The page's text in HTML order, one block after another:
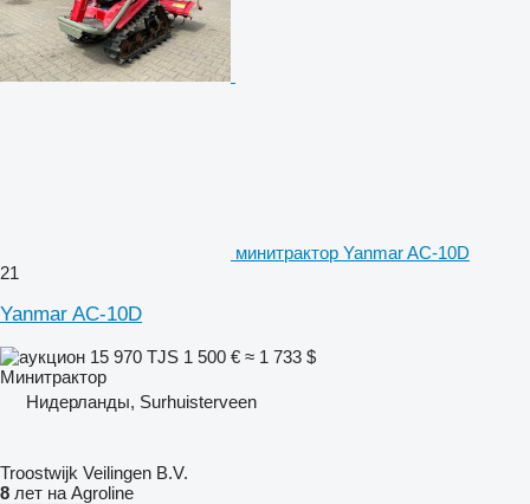
минитрактор Yanmar AC-10D
21
Yanmar AC-10D
15 970 TJS 1 500 € ≈ 1 733 $
Минитрактор
Нидерланды, Surhuisterveen
Troostwijk Veilingen B.V.
8 лет на Agroline